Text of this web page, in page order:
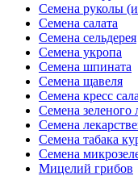
Семена руколы
Семена салата
Семена сельдерея
Семена укропа
Семена шпината
Семена щавеля
Семена кресс
Семена зеленого
Семена
Семена табака
Семена
Мицелий грибов